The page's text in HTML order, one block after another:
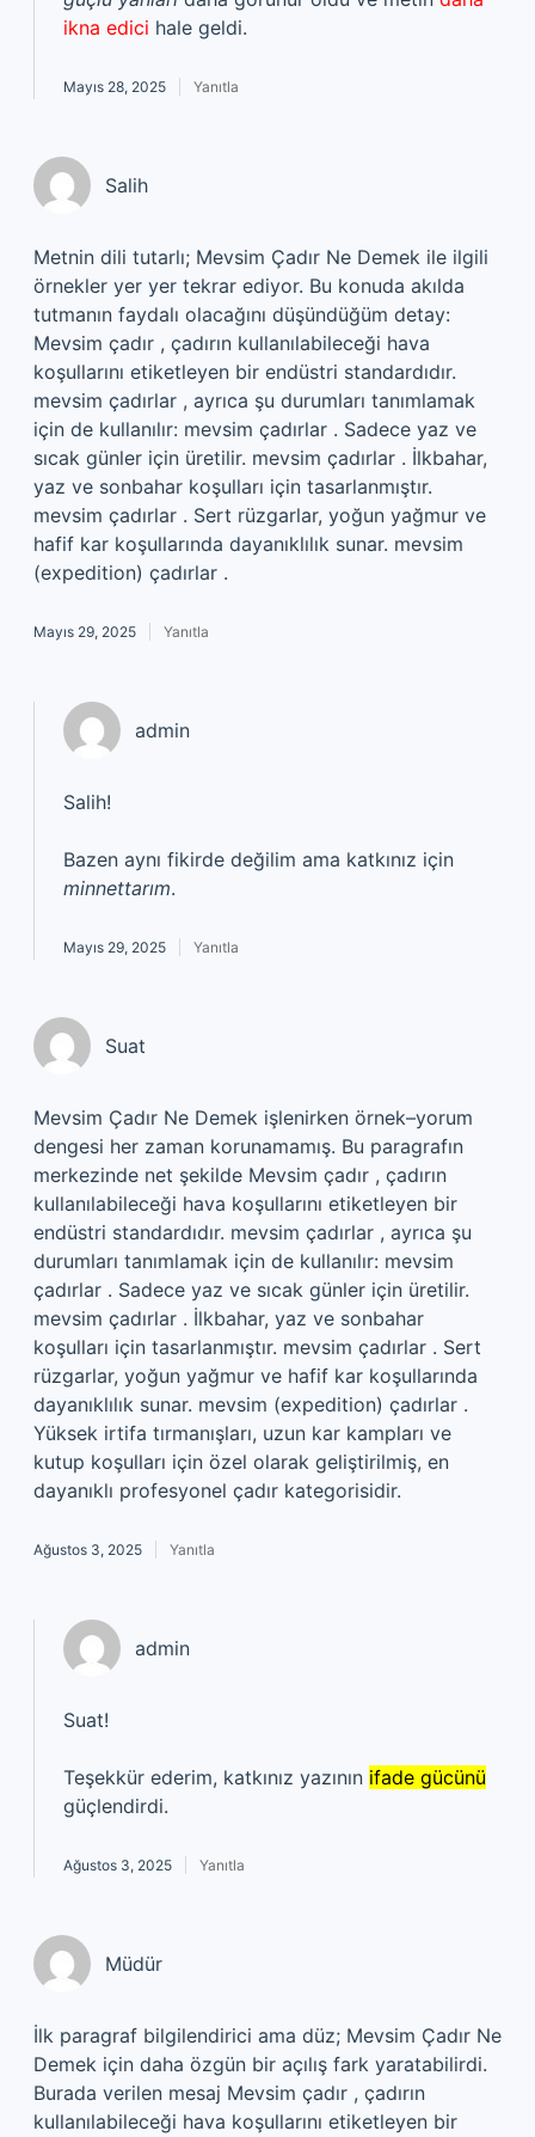
ikna edici hale geldi.
Mayıs 28, 2025 Yanıtla
Salih
Metnin dili tutarlı; Mevsim Çadır Ne Demek ile ilgili
örnekler yer yer tekrar ediyor. Bu konuda akılda
tutmanın faydalı olacağını düşündüğüm detay:
Mevsim çadır , çadırın kullanılabileceği hava
koşullarını etiketleyen bir endüstri standardıdır.
mevsim çadırlar , ayrıca şu durumları tanımlamak
için de kullanılır: mevsim çadırlar . Sadece yaz ve
sıcak günler için üretilir. mevsim çadırlar . İlkbahar,
yaz ve sonbahar koşulları için tasarlanmıştır.
mevsim çadırlar . Sert rüzgarlar, yoğun yağmur ve
hafif kar koşullarında dayanıklılık sunar. mevsim
(expedition) çadırlar .
Mayıs 29, 2025 Yanıtla
admin
Salih!
Bazen aynı fikirde değilim ama katkınız için
minnettarım.
Mayıs 29, 2025 Yanıtla
Suat
Mevsim Çadır Ne Demek işlenirken örnek–yorum
dengesi her zaman korunamamış. Bu paragrafın
merkezinde net şekilde Mevsim çadır , çadırın
kullanılabileceği hava koşullarını etiketleyen bir
endüstri standardıdır. mevsim çadırlar , ayrıca şu
durumları tanımlamak için de kullanılır: mevsim
çadırlar . Sadece yaz ve sıcak günler için üretilir.
mevsim çadırlar . İlkbahar, yaz ve sonbahar
koşulları için tasarlanmıştır. mevsim çadırlar . Sert
rüzgarlar, yoğun yağmur ve hafif kar koşullarında
dayanıklılık sunar. mevsim (expedition) çadırlar .
Yüksek irtifa tırmanışları, uzun kar kampları ve
kutup koşulları için özel olarak geliştirilmiş, en
dayanıklı profesyonel çadır kategorisidir.
Ağustos 3, 2025 Yanıtla
admin
Suat!
Teşekkür ederim, katkınız yazının ifade gücünü
güçlendirdi.
Ağustos 3, 2025 Yanıtla
Müdür
İlk paragraf bilgilendirici ama düz; Mevsim Çadır Ne
Demek için daha özgün bir açılış fark yaratabilirdi.
Burada verilen mesaj Mevsim çadır , çadırın
kullanılabileceği hava koşullarını etiketleyen bir